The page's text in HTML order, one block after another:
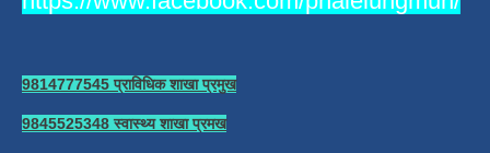
9814777545 प्राविधिक शाखा प्रमुख
9845525348 स्वास्थ्य शाखा प्रमख